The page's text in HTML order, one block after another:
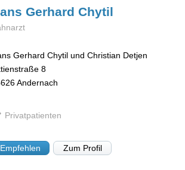
GerhardChytil
Gerhard Chytil und Christian Detjen
8
Andernach
Privatpatienten
Empfehlen Zum Profil